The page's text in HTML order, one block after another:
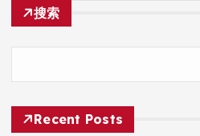
搜索
Recent Posts